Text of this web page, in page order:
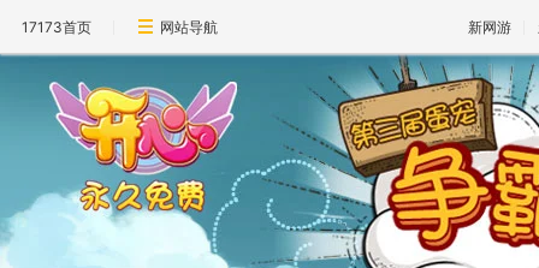
17173首页 网站导航 新网游